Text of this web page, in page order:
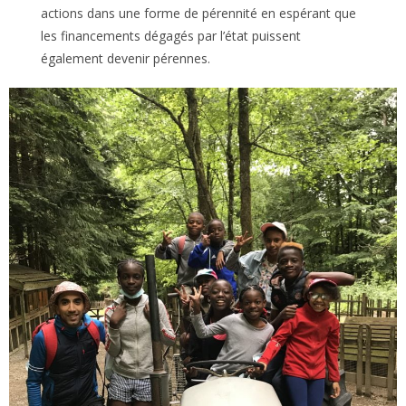
actions dans une forme de pérennité en espérant que
les financements dégagés par l’état puissent
également devenir pérennes.